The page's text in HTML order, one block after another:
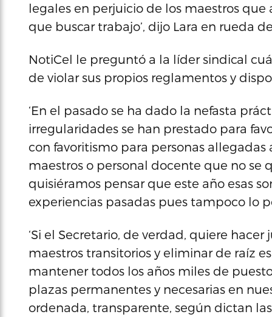
legales en perjuicio de los maestros
que buscar trabajo’, dijo Lara en rueda
NotiCel le preguntó a la líder sindical
de violar sus propios reglamentos y
‘En el pasado se ha dado la nefasta
irregularidades se han prestado para
con favoritismo para personas
maestros o personal docente que no se
quisiéramos pensar que este año esas
experiencias pasadas pues tampoco lo
‘Si el Secretario, de verdad, quiere
maestros transitorios y eliminar de raíz
mantener todos los años miles de
plazas permanentes y necesarias en
ordenada, transparente, según dictan